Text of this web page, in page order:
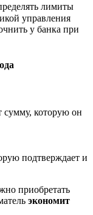
лимиты
управления
у банка при
сумму, которую он
подтверждает и
приобретать
экономит